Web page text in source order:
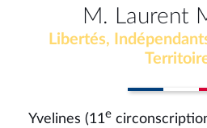
M. Laurent
Libertés,
Yvelines (11e